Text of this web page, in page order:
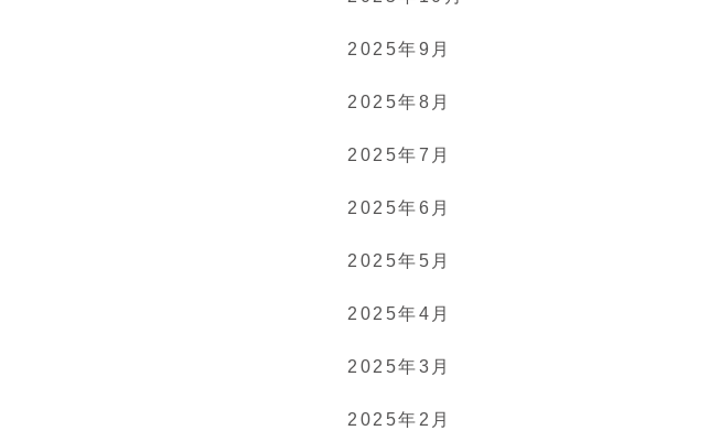
2025年9月
2025年8月
2025年7月
2025年6月
2025年5月
2025年4月
2025年3月
2025年2月